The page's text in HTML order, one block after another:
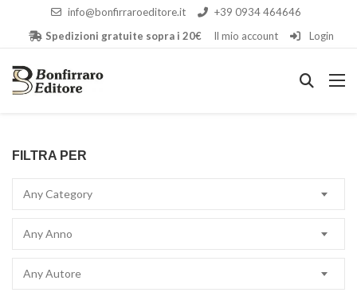
info@bonfirraroeditore.it
+39 0934 464646
Spedizioni gratuite sopra i 20€
Il mio account Login
FILTRA PER
Any Category
Any Anno
Any Autore